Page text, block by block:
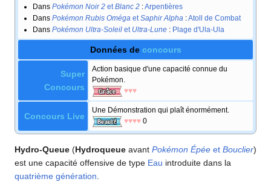
Dans Pokémon Noir 2et Blanc 2 :Arpentières
Dans Pokémon Rubis Oméga et Saphir Alpha :Atoll de Combat
Dans Pokémon Ultra-Soleilet Ultra-Lune : Plage d'Ula-Ula
Données de concours
Super
Concours
Action basique d'une capacité connue du
Pokémon.
♥♥♥
Concours Live
Une Démonstration qui plaît énormément.
♥♥♥♥ 0
Hydro-Queue (Hydroqueue avant Pokémon Épée et Bouclier)
est une capacité offensive de type Eau introduite dans la
quatrième génération